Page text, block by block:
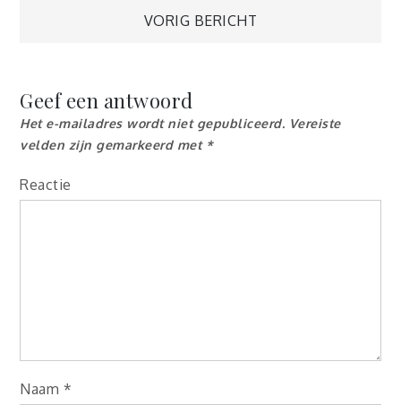
Berichtnavigatie
VORIG BERICHT
Geef een antwoord
Het e-mailadres wordt niet gepubliceerd. Vereiste
velden zijn gemarkeerd met *
Reactie
Naam *